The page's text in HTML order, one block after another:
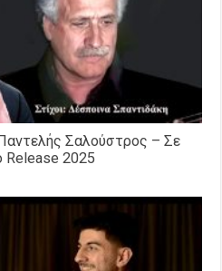
Σαλούστρος – Σε
Release 2025